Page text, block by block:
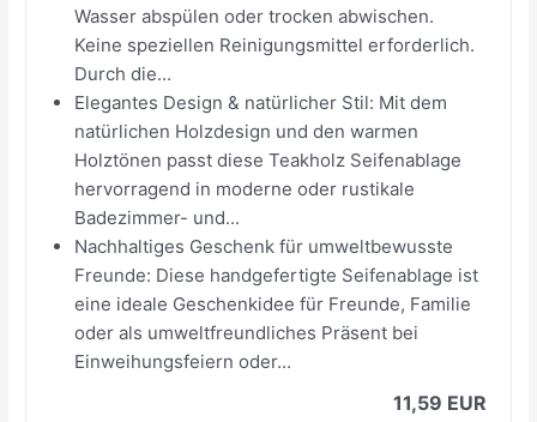
Wasser abspülen oder trocken abwischen.
Keine speziellen Reinigungsmittel erforderlich.
Durch die...
Elegantes Design & natürlicher Stil: Mit dem
natürlichen Holzdesign und den warmen
Holztönen passt diese Teakholz Seifenablage
hervorragend in moderne oder rustikale
Badezimmer- und...
Nachhaltiges Geschenk für umweltbewusste
Freunde: Diese handgefertigte Seifenablage ist
eine ideale Geschenkidee für Freunde, Familie
oder als umweltfreundliches Präsent bei
Einweihungsfeiern oder...
11,59 EUR